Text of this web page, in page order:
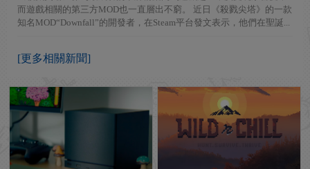
而遊戲相關的第三方MOD也一直層出不窮。 近日《殺戮尖塔》的一款
知名MOD“Downfall”的開發者，在Steam平台發文表示，他們在聖誕...
[更多相關新聞]